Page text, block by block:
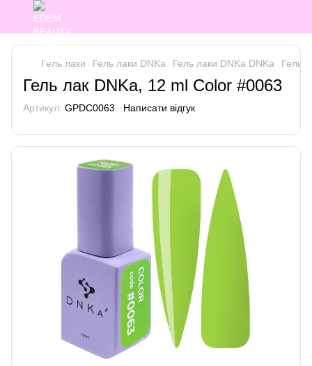
Гель лаки Гель лаки DNKa Гель лаки DNKa DNKa Гель
Гель лак DNKa, 12 ml Color #0063
Артикул: GPDC0063 Написати відгук